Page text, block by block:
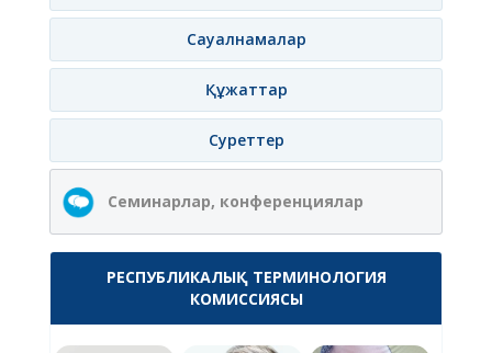
Сауалнамалар
Құжаттар
Суреттер
Семинарлар, конференциялар
РЕСПУБЛИКАЛЫҚ ТЕРМИНОЛОГИЯ
КОМИССИЯСЫ